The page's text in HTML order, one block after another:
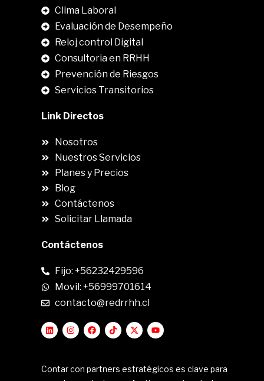
Clima Laboral
Evaluación de Desempeño
Reloj control Digital
Consultoria en RRHH
Prevención de Riesgos
Servicios Transitorios
Link Directos
Nosotros
Nuestros Servicios
Planes y Precios
Blog
Contáctenos
Solicitar Llamada
Contáctenos
Fijo: +56232429596
Movil: +56999701614
contacto@redrrhh.cl
Contar con partners estratégicos es clave para